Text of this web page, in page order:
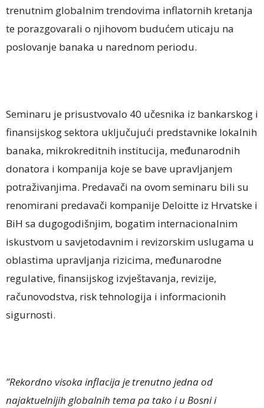
trenutnim globalnim trendovima inflatornih kretanja
te porazgovarali o njihovom budućem uticaju na
poslovanje banaka u narednom periodu.
Seminaru je prisustvovalo 40 učesnika iz bankarskog i
finansijskog sektora uključujući predstavnike lokalnih
banaka, mikrokreditnih institucija, međunarodnih
donatora i kompanija koje se bave upravljanjem
potraživanjima. Predavači na ovom seminaru bili su
renomirani predavači kompanije Deloitte iz Hrvatske i
BiH sa dugogodišnjim, bogatim internacionalnim
iskustvom u savjetodavnim i revizorskim uslugama u
oblastima upravljanja rizicima, međunarodne
regulative, finansijskog izvještavanja, revizije,
računovodstva, risk tehnologija i informacionih
sigurnosti.
”Rekordno visoka inflacija je trenutno jedna od
najaktuelnijih globalnih tema pa tako i u Bosni i